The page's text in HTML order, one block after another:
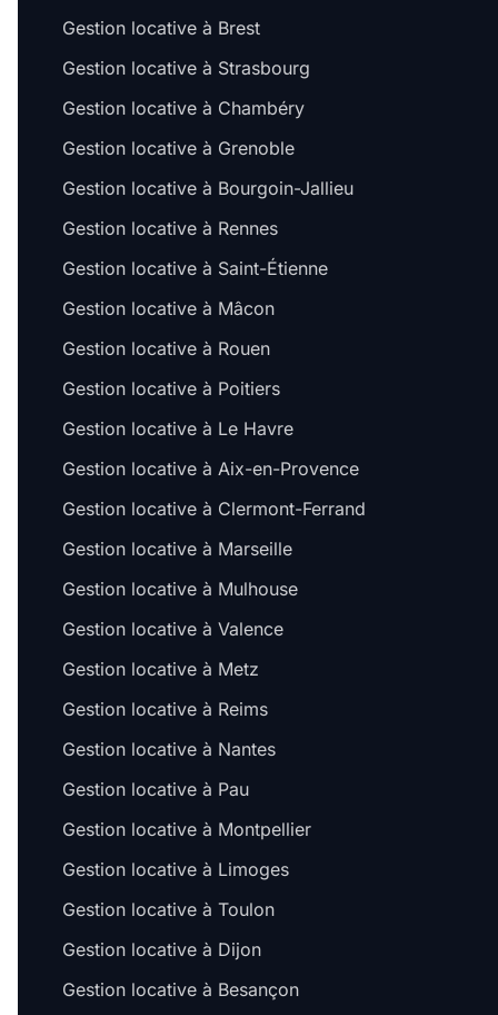
Gestion locative à Brest
Gestion locative à Strasbourg
Gestion locative à Chambéry
Gestion locative à Grenoble
Gestion locative à Bourgoin-Jallieu
Gestion locative à Rennes
Gestion locative à Saint-Étienne
Gestion locative à Mâcon
Gestion locative à Rouen
Gestion locative à Poitiers
Gestion locative à Le Havre
Gestion locative à Aix-en-Provence
Gestion locative à Clermont-Ferrand
Gestion locative à Marseille
Gestion locative à Mulhouse
Gestion locative à Valence
Gestion locative à Metz
Gestion locative à Reims
Gestion locative à Nantes
Gestion locative à Pau
Gestion locative à Montpellier
Gestion locative à Limoges
Gestion locative à Toulon
Gestion locative à Dijon
Gestion locative à Besançon